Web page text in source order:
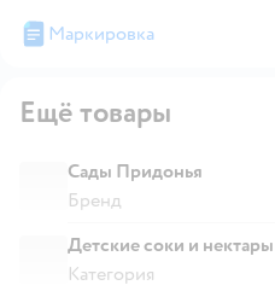
Маркировка
Ещё товары
Сады Придонья
Бренд
Детские соки и нектары
Категория